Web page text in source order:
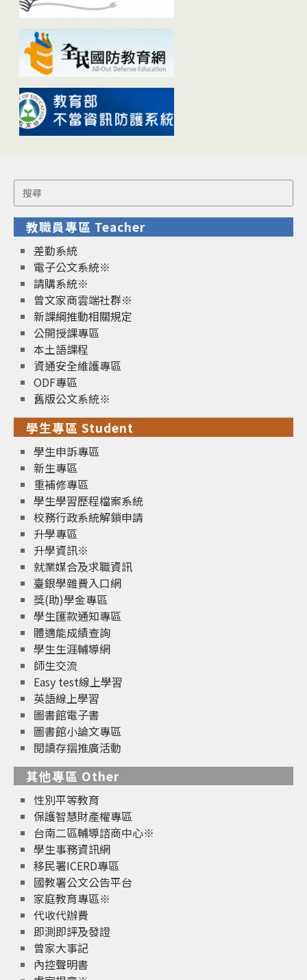
Search
for:
教職員專區 Teacher
差勤系統
電子公文系統※
請購系統※
曾文家商雲端社群※
新課綱推動相關規定
公開授課專區
本土語課程
資通安全維護專區
ODF專區
舊版公文系統※
學生專區 Student
學生申訴專區
新生專區
重補修專區
學生學習歷程檔案系統
校務行政系統解鎖申請
升學專區
升學資訊※
就業媒合及求職資訊
臺銀學雜費入口網
獎(助)學金專區
學生匯款通知專區
體適能成績查詢
學生生涯輔導網
師生交流
Easy test線上學習
英語線上學習
圖書館電子書
圖書館小論文專區
閱讀存摺推廣活動
其他專區 Other
性別平等教育
保護智慧財產權專區
台南二區輔導諮商中心※
學生事務資訊網
移民署ICERD專區
國教署公文公告平台
家庭教育專區※
代收代辦費
即測即評及發證
曾家大事記
內控聲明書